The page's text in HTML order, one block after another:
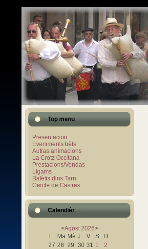
Top menu
Presentacion
Eveniments bèls
Autras animacions
La Crotz Occitana
Prestacions/Vendas
Ligams
Balètis dins Tarn
Cercle de Castres
Calendièr
<Agost 2026>
L
Ma Mè J V S
D
27 28 29 30 31 1
2